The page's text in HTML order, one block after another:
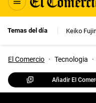
Temas del día Keiko
El Comercio · Tecnologia ·
Añadir El